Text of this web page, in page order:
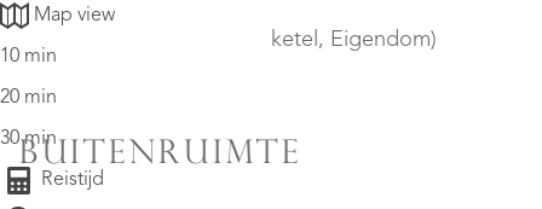
ketel, Eigendom)
BUITENRUIMTE
Map view
10 min
20 min
30 min
Reistijd